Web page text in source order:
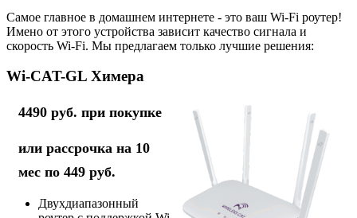
Самое главное в домашнем интернете - это ваш Wi-Fi роутер!
Имено от этого устройства зависит качество сигнала и
скорость Wi-Fi. Мы предлагаем только лучшие решения:
Wi-CAT-GL Химера
4490 руб. при покупке
или рассрочка на 10
мес по 449 руб.
Двухдиапазонный